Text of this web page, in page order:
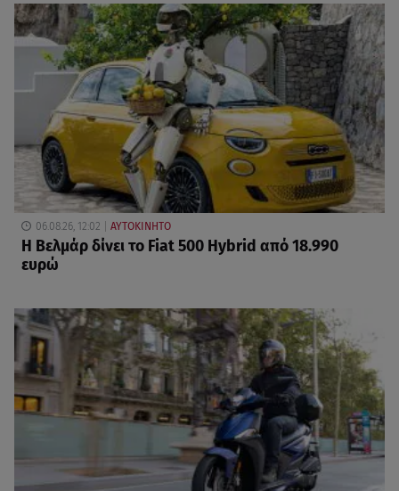
06.08.26, 12:02 ΑΥΤΟΚΙΝΗΤΟ
Η Βελμάρ δίνει το Fiat 500 Hybrid από 18.990
ευρώ